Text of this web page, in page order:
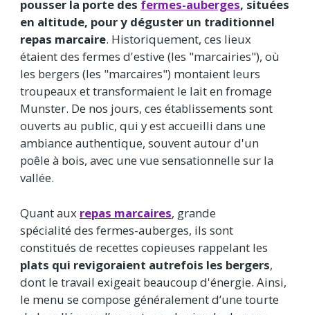
pousser la porte des fermes-auberges, situées
en altitude, pour y déguster un traditionnel
repas marcaire. Historiquement, ces lieux
étaient des fermes d'estive (les "marcairies"), où
les bergers (les "marcaires") montaient leurs
troupeaux et transformaient le lait en fromage
Munster. De nos jours, ces établissements sont
ouverts au public, qui y est accueilli dans une
ambiance authentique, souvent autour d'un
poêle à bois, avec une vue sensationnelle sur la
vallée.
Quant aux repas marcaires, grande
spécialité des fermes-auberges, ils sont
constitués de recettes copieuses rappelant les
plats qui revigoraient autrefois les bergers,
dont le travail exigeait beaucoup d'énergie. Ainsi,
le menu se compose généralement d’une tourte